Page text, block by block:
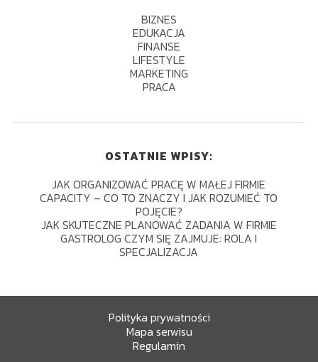
BIZNES
EDUKACJA
FINANSE
LIFESTYLE
MARKETING
PRACA
OSTATNIE WPISY:
JAK ORGANIZOWAĆ PRACĘ W MAŁEJ FIRMIE
CAPACITY – CO TO ZNACZY I JAK ROZUMIEĆ TO
POJĘCIE?
JAK SKUTECZNE PLANOWAĆ ZADANIA W FIRMIE
GASTROLOG CZYM SIĘ ZAJMUJE: ROLA I
SPECJALIZACJA
Polityka prywatności
Mapa serwisu
Regulamin